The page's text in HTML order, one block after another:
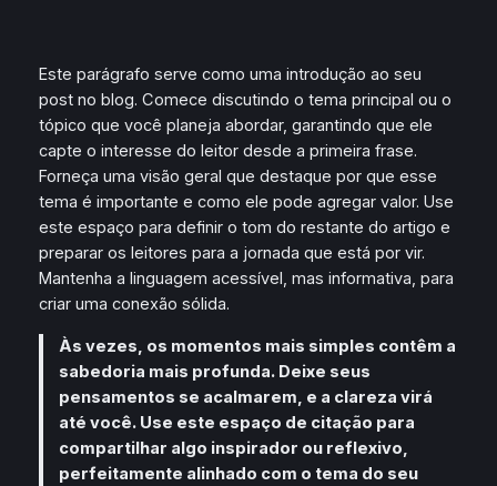
Este parágrafo serve como uma introdução ao seu
post no blog. Comece discutindo o tema principal ou o
tópico que você planeja abordar, garantindo que ele
capte o interesse do leitor desde a primeira frase.
Forneça uma visão geral que destaque por que esse
tema é importante e como ele pode agregar valor. Use
este espaço para definir o tom do restante do artigo e
preparar os leitores para a jornada que está por vir.
Mantenha a linguagem acessível, mas informativa, para
criar uma conexão sólida.
Às vezes, os momentos mais simples contêm a
sabedoria mais profunda. Deixe seus
pensamentos se acalmarem, e a clareza virá
até você. Use este espaço de citação para
compartilhar algo inspirador ou reflexivo,
perfeitamente alinhado com o tema do seu